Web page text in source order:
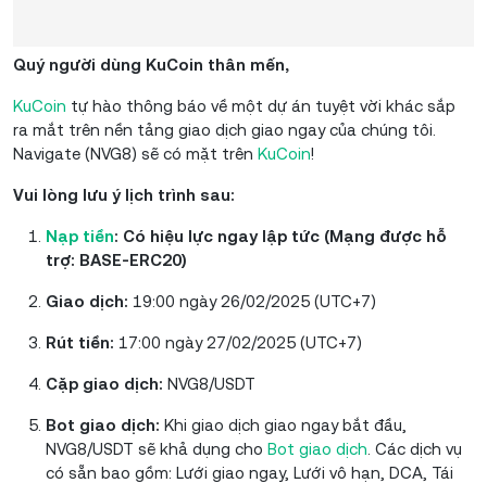
Quý người dùng KuCoin thân mến,
KuCoin tự hào thông báo về một dự án tuyệt vời khác sắp
ra mắt trên nền tảng giao dịch giao ngay của chúng tôi.
Navigate (NVG8) sẽ có mặt trên KuCoin!
Vui lòng lưu ý lịch trình sau:
Nạp tiền: Có hiệu lực ngay lập tức (Mạng được hỗ
trợ: BASE-ERC20)
Giao dịch: 19:00 ngày 26/02/2025 (UTC+7)
Rút tiền: 17:00 ngày 27/02/2025 (UTC+7)
Cặp giao dịch: NVG8/USDT
Bot giao dịch: Khi giao dịch giao ngay bắt đầu,
NVG8/USDT sẽ khả dụng cho Bot giao dịch . Các dịch vụ
có sẵn bao gồm: Lưới giao ngay, Lưới vô hạn, DCA, Tái